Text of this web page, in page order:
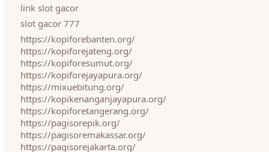
link slot gacor
slot gacor 777
https://kopiforebanten.org/
https://kopiforejateng.org/
https://kopiforesumut.org/
https://kopiforejayapura.org/
https://mixuebitung.org/
https://kopikenanganjayapura.org/
https://kopiforetangerang.org/
https://pagisorepik.org/
https://pagisoremakassar.org/
https://pagisorejakarta.org/